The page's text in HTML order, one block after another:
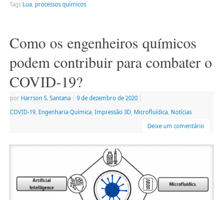
Tags Lua, processos químicos
Como os engenheiros químicos
podem contribuir para combater o
COVID-19?
por Harrson S. Santana 9 de dezembro de 2020
COVID-19, Engenharia Química, Impressão 3D, Microfluídica, Notícias
Deixe um comentário